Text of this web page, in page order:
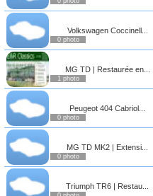
Volkswagen Coccinell...
0 photo
MG TD | Restaurée en...
1 photo
Peugeot 404 Cabriol...
0 photo
MG TD MK2 | Extensi...
0 photo
Triumph TR6 | Restau...